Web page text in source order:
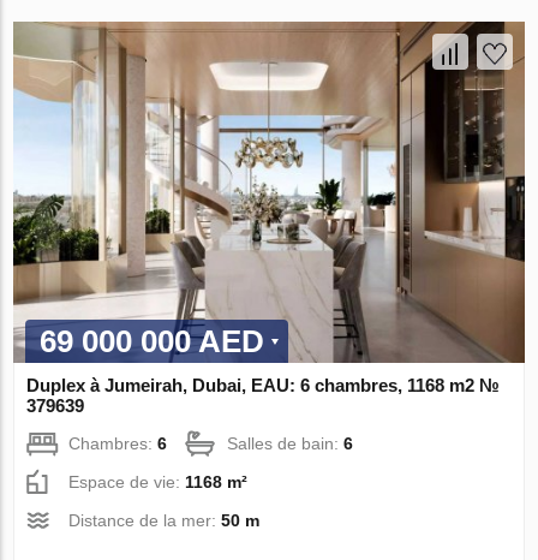
69 000 000 AED
Duplex à Jumeirah, Dubai, EAU: 6 chambres, 1168 m2 №
379639
Chambres:6 Salles de bain:6
Espace de vie: 1168 m²
Distance de la mer:50 m